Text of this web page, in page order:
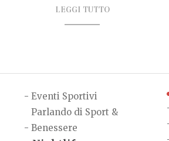
LEGGI TUTTO
- Eventi Sportivi
-
Parlando di Sport &
Benessere